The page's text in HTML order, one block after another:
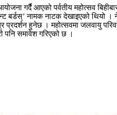
गर्दैै आएको पर्वतीय महोत्सव
बर्डस्’ नामक नाटक देखाइएको थियो ।
प्रदर्शन हुनेछ । महोत्सवमा जलवायु
पनि समावेश गरिएको छ ।